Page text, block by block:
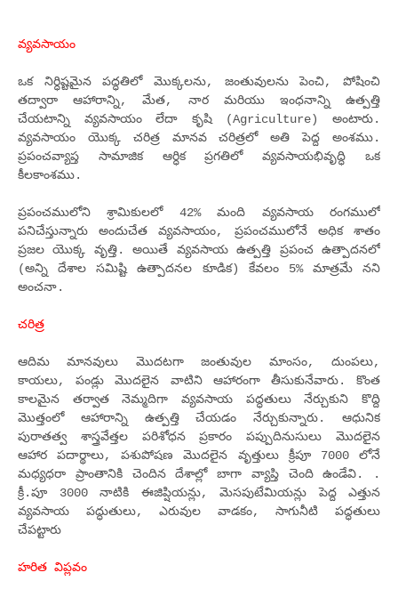
వ్యవసాయం
ఒక నిర్ధిష్టమైన పద్ధతిలో మొక్కలను, జంతువులను పెంచి, పోషించి
తద్వారా ఆహారాన్ని, మేత, నార మరియు ఇంధనాన్ని ఉత్పత్తి
చేయటాన్ని వ్యవసాయం లేదా కృషి (Agriculture) అంటారు.
వ్యవసాయం యొక్క చరిత్ర మానవ చరిత్రలో అతి పెద్ద అంశము.
ప్రపంచవ్యాప్త సామాజిక ఆర్ధిక ప్రగతిలో వ్యవసాయభివృద్ధి ఒక
కీలకాంశము.
ప్రపంచములోని శ్రామికులలో 42% మంది వ్యవసాయ రంగములో
పనిచేస్తున్నారు అందుచేత వ్యవసాయం, ప్రపంచములోనే అధిక శాతం
ప్రజల యొక్క వృత్తి. అయితే వ్యవసాయ ఉత్పత్తి ప్రపంచ ఉత్పాదనలో
(అన్ని దేశాల సమిష్టి ఉత్పాదనల కూడిక) కేవలం 5% మాత్రమే నని
అంచనా.
చరిత్ర
ఆదిమ మానవులు మొదటగా జంతువుల మాంసం, దుంపలు,
కాయలు, పండ్లు మొదలైన వాటిని ఆహారంగా తీసుకునేవారు. కొంత
కాలమైన తర్వాత నెమ్మదిగా వ్యవసాయ పద్ధతులు నేర్చుకుని కొద్ది
మొత్తంలో ఆహారాన్ని ఉత్పత్తి చేయడం నేర్చుకున్నారు. ఆధునిక
పురాతత్వ శాస్త్రవేత్తల పరిశోధన ప్రకారం పప్పుదినుసులు మొదలైన
ఆహార పదార్థాలు, పశుపోషణ మొదలైన వృత్తులు క్రీపూ 7000 లోనే
మధ్యధరా ప్రాంతానికి చెందిన దేశాల్లో బాగా వ్యాప్తి చెంది ఉండేవి. .
క్రీ.పూ 3000 నాటికి ఈజిప్షియన్లు, మెసపుటేమియన్లు పెద్ద ఎత్తున
వ్యవసాయ పద్ధుతులు, ఎరువుల వాడకం, సాగునీటి పద్ధతులు
చేపట్టారు
హరిత విప్లవం